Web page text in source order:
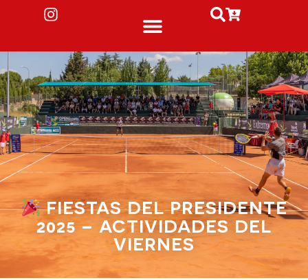
FIESTAS DEL PRESIDENTE
2025 – ACTIVIDADES DEL
VIERNES